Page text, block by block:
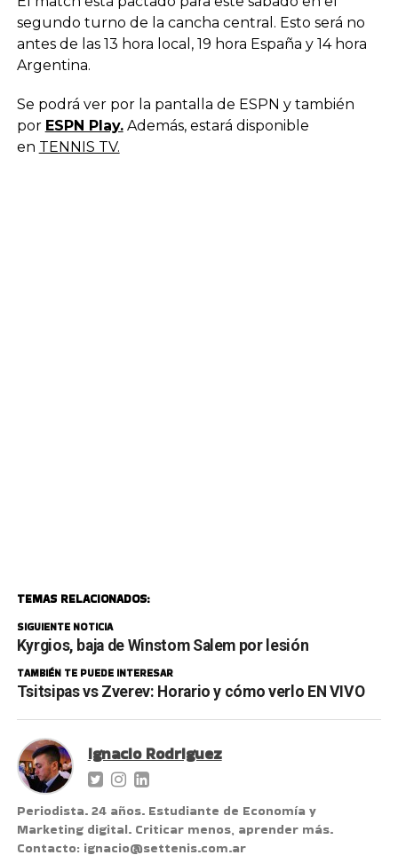
segundo turno de la cancha central. Esto será no
antes de las 13 hora local, 19 hora España y 14 hora
Argentina.
Se podrá ver por la pantalla de ESPN y también
por ESPN Play.Además, estará disponible
en TENNIS TV.
TEMAS RELACIONADOS:
SIGUIENTE NOTICIA
Kyrgios, baja de Winstom Salem por lesión
TAMBIÉN TE PUEDE INTERESAR
Tsitsipas vs Zverev: Horario y cómo verlo EN VIVO
Ignacio Rodriguez
Periodista. 24 años. Estudiante de Economía y
Marketing digital. Criticar menos, aprender más.
Contacto: ignacio@settenis.com.ar